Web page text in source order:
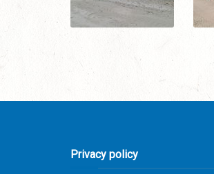
Privacy policy